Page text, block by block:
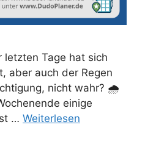
letzten Tage hat sich
aber auch der Regen
nicht wahr? 🌧️
einige
… Weiterlesen